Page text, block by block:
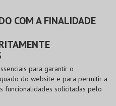
COM A FINALIDADE
para garantir o
do website e para permitir a
funcionalidades solicitadas pelo